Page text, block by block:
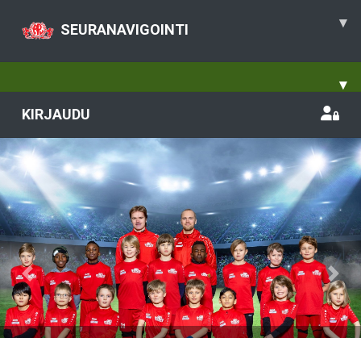
SEURANAVIGOINTI ▾
▾
KIRJAUDU
Previous